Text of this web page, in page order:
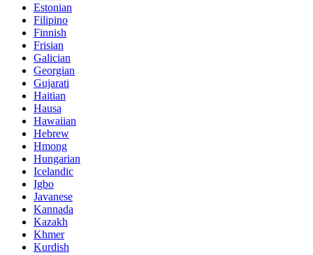
Estonian
Filipino
Finnish
Frisian
Galician
Georgian
Gujarati
Haitian
Hausa
Hawaiian
Hebrew
Hmong
Hungarian
Icelandic
Igbo
Javanese
Kannada
Kazakh
Khmer
Kurdish